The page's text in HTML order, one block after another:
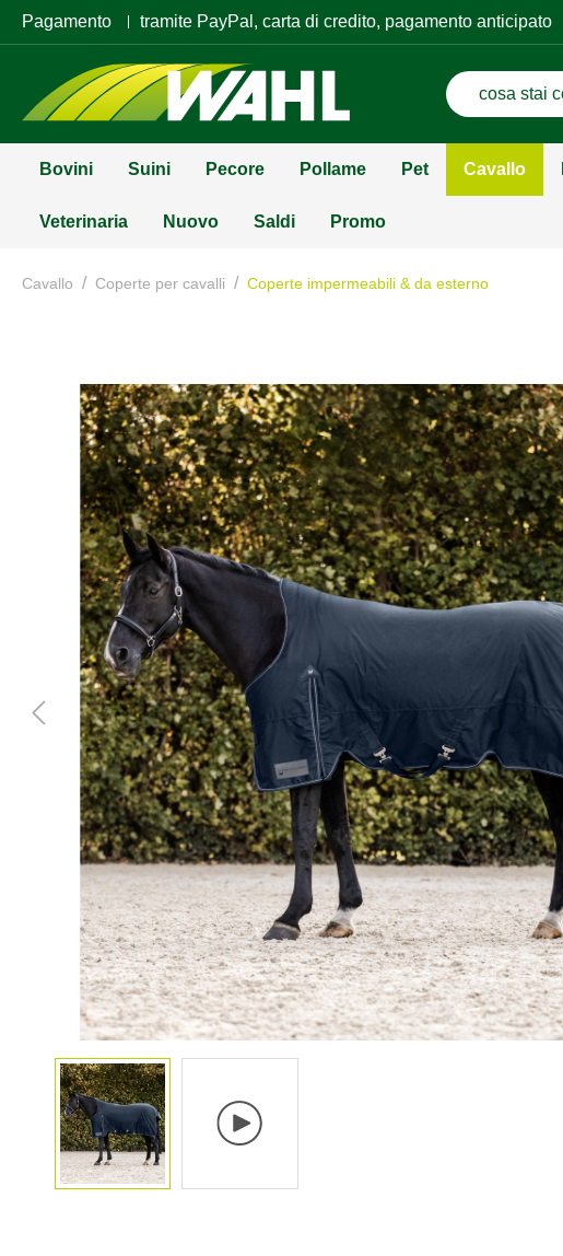
Pagamento tramite PayPal, carta di credito, pagamento anticipato
Bovini Suini Pecore Pollame Pet Cavallo
Veterinaria Nuovo Saldi Promo
Cavallo / Coperte per cavalli / Coperte impermeabili & da esterno